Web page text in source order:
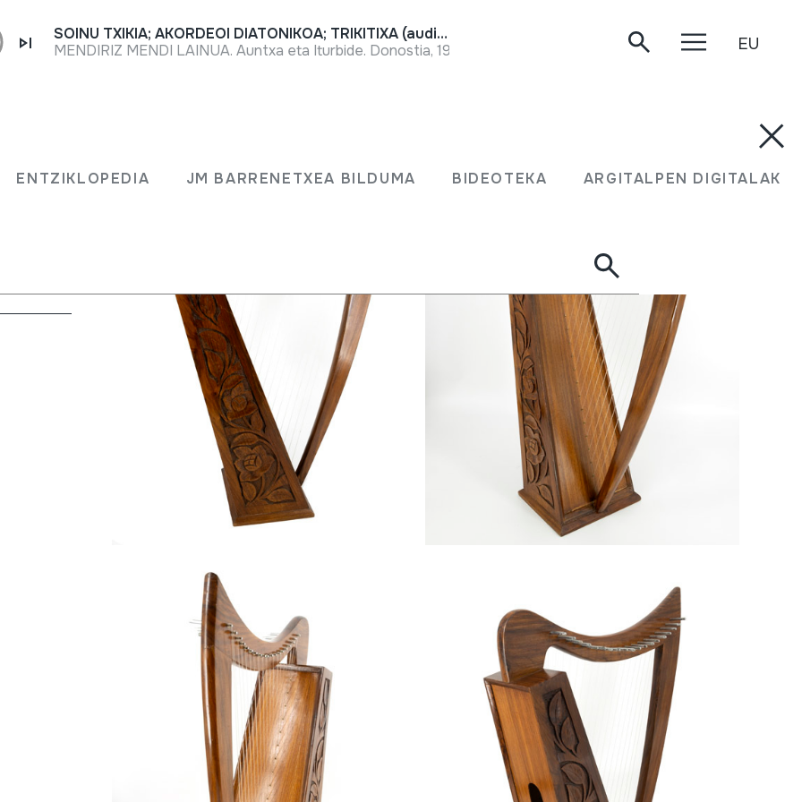
ENTZIKLOPEDIA JM BARRENETXEA BILDUMA BIDEOTEKA ARGITALPEN DIGITALAK
SOINU TXIKIA; AKORDEOI DIATONIKOA; TRIKITIXA (audioa)
MENDIRIZ MENDI LAINUA. Auntxa eta Iturbide. Donostia, 1984.
EU
puaz)